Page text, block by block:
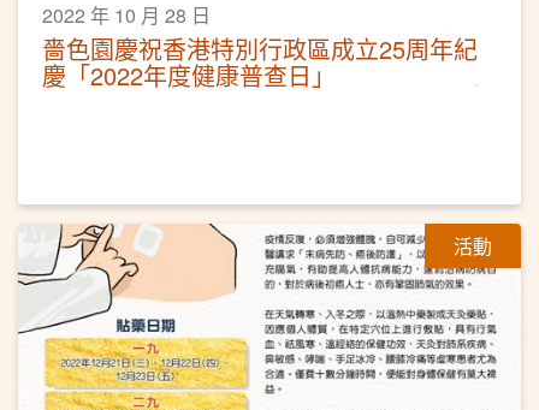
2022 年 10 月 28 日
嗇色園慶祝香港特別行政區成立25周年紀
慶「2022年度健康普查日」
活動